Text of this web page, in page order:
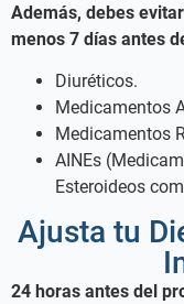
Además, debes
menos 7 días antes
Diuréticos.
Medicamentos
Medicamentos
AINEs
Esteroideos
Ajusta tu
24 horas antes del